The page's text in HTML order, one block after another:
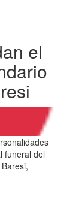
el
funeral del